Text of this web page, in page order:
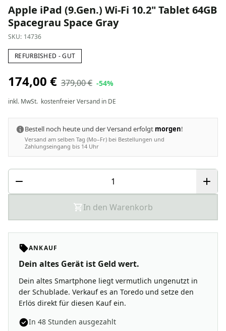
Apple iPad (9.Gen.) Wi-Fi 10.2" Tablet 64GB
Spacegrau Space Gray
SKU: 14736
REFURBISHED - GUT
174,00 € 379,00 € -54%
inkl. MwSt. kostenfreier Versand in DE
Bestell noch heute und der Versand erfolgt morgen!
Versand am selben Tag (Mo–Fr) bei Bestellungen und
Zahlungseingang bis 14 Uhr
In den Warenkorb
ANKAUF
Dein altes Gerät ist Geld wert.
Dein altes Smartphone liegt vermutlich ungenutzt in
der Schublade. Verkauf es an Toredo und setze den
Erlös direkt für diesen Kauf ein.
In 48 Stunden ausgezahlt